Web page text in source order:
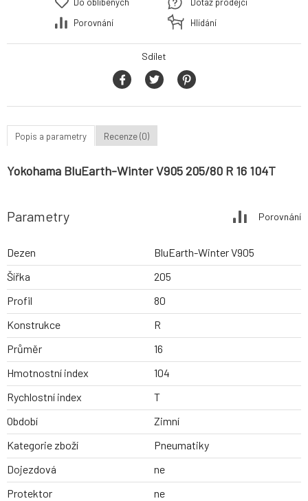
Do oblíbených
Porovnání
Dotaz prodejci
Hlídání
Sdílet
Popis a parametry Recenze (0)
Yokohama BluEarth-Winter V905 205/80 R 16 104T
Parametry Porovnání
Dezen
BluEarth-Winter V905
Šířka
205
Profil
80
Konstrukce
R
Průměr
16
Hmotnostní index
104
Rychlostní index
T
Období
Zimní
Kategorie zboží
Pneumatiky
Dojezdová
ne
Protektor
ne